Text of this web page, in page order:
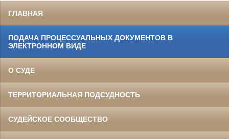
ГЛАВНАЯ
ПОДАЧА ПРОЦЕССУАЛЬНЫХ ДОКУМЕНТОВ В
ЭЛЕКТРОННОМ ВИДЕ
О СУДЕ
ТЕРРИТОРИАЛЬНАЯ ПОДСУДНОСТЬ
СУДЕЙСКОЕ СООБЩЕСТВО